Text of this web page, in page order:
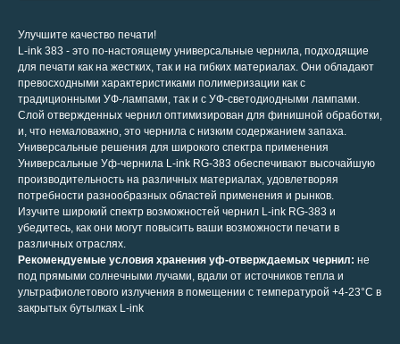
Улучшите качество печати!
L-ink 383 - это по-настоящему универсальные чернила, подходящие
для печати как на жестких, так и на гибких материалах. Они обладают
превосходными характеристиками полимеризации как с
традиционными УФ-лампами, так и с УФ-светодиодными лампами.
Слой отвержденных чернил оптимизирован для финишной обработки,
и, что немаловажно, это чернила с низким содержанием запаха.
Универсальные решения для широкого спектра применения
Универсальные Уф-чернила L-ink RG-383 обеспечивают высочайшую
производительность на различных материалах, удовлетворяя
потребности разнообразных областей применения и рынков.
Изучите широкий спектр возможностей чернил L-ink RG-383 и
убедитесь, как они могут повысить ваши возможности печати в
различных отраслях.
Рекомендуемые условия хранения уф-отверждаемых чернил: не
под прямыми солнечными лучами, вдали от источников тепла и
ультрафиолетового излучения в помещении с температурой +4-23°C в
закрытых бутылках L-ink